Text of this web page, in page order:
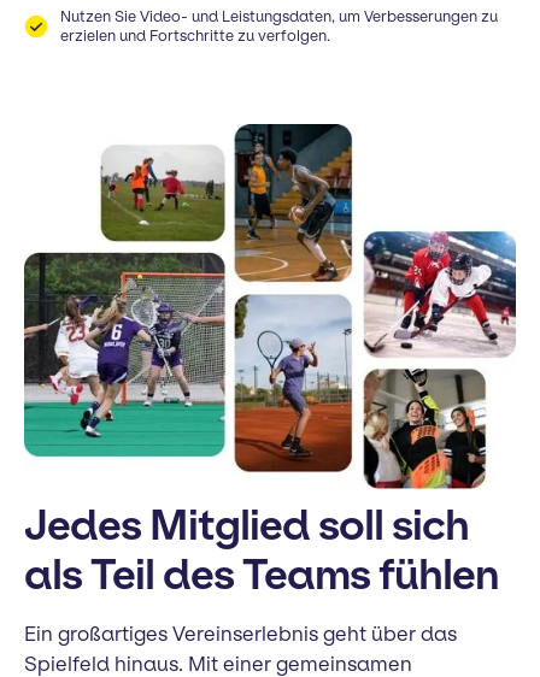
Nutzen Sie Video- und Leistungsdaten, um Verbesserungen zu
erzielen und Fortschritte zu verfolgen.
Jedes Mitglied soll sich
als Teil des Teams fühlen
Ein großartiges Vereinserlebnis geht über das
Spielfeld hinaus. Mit einer gemeinsamen